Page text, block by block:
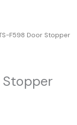
F598 Door Stopper
Stopper